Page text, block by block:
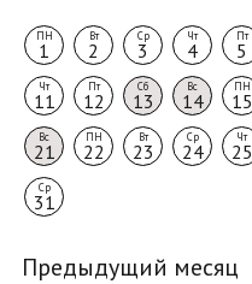
ПН
1
Вт
2
Ср
3
Чт
4
Пт
5
Чт
11
Пт
12
Сб
13
Вс
14
ПН
15
Вс
21
ПН
22
Вт
23
Ср
24
Чт
25
Ср
31
Предыдущий месяц